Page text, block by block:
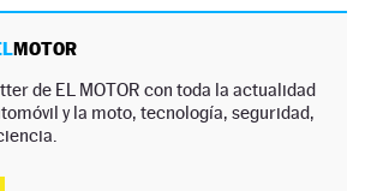
MOTOR
de EL MOTOR con toda la actualidad
y la moto, tecnología, seguridad,